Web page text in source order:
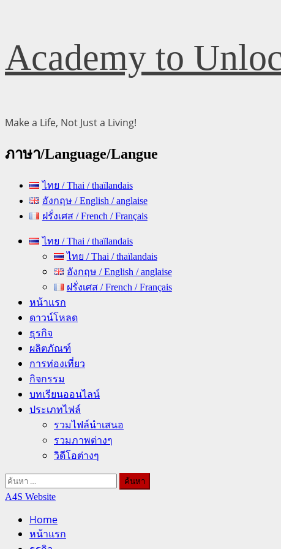
Skip
to
content
Academy to
Make a Life, Not Just a Living!
ภาษา/Language/Langue
ไทย / Thai / thaïlandais
อังกฤษ / English / anglaise
ฝรั่งเศส / French / Français
Primary ไทย / Thai / thaïlandais
ไทย / Thai / thaïlandais
อังกฤษ / English / anglaise
ฝรั่งเศส / French / Français
หน้าแรก
ดาวน์โหลด
ธุรกิจ
ผลิตภัณฑ์
การท่องเที่ยว
กิจกรรม
บทเรียนออนไลน์
ประเภทไฟล์
รวมไฟล์นำเสนอ
รวมภาพต่างๆ
วิดีโอต่างๆ
ค้นหา
สำหรับ:
A4S Website
Home
หน้าแรก